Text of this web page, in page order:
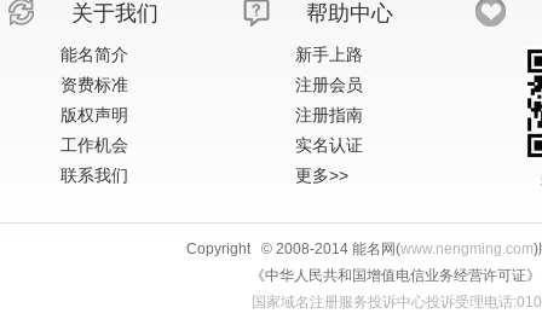
关于我们
能名简介
资费标准
版权声明
工作机会
联系我们
帮助中心
新手上路
注册会员
注册指南
实名认证
更多>>
Copyright © 2008-2014 能名网(www.nengming.com)
《中华人民共和国增值电信业务经营许可
国家域名注册服务投诉中心投诉受理电话